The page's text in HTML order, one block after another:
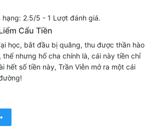
hạng: 2.5/5 - 1 Lượt đánh giá.
Cẩu Tiền
học, bắt đầu bị quăng, thu được thần hào
nhưng hố cha chính là, cái này tiền chỉ
hết số tiền này, Trần Viễn mở ra một cái